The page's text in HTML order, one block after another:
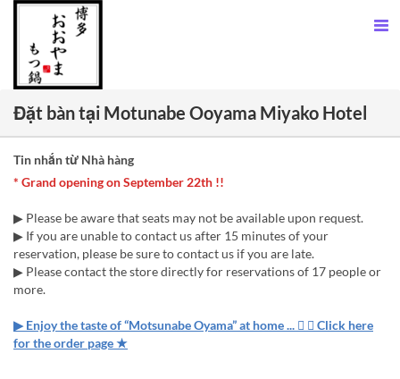
Đặt bàn tại Motunabe Ooyama Miyako Hotel
Tin nhắn từ Nhà hàng
* Grand opening on September 22th !!
▶ Please be aware that seats may not be available upon request.
▶ If you are unable to contact us after 15 minutes of your
reservation, please be sure to contact us if you are late.
▶ Please contact the store directly for reservations of 17 people or
more.
▶ Enjoy the taste of “Motsunabe Oyama” at home ...  ★ Click here
for the order page ★